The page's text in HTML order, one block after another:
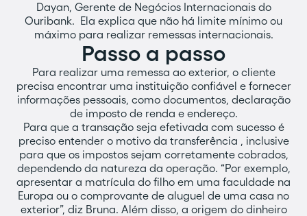
Dayan, Gerente de Negócios Internacionais do
Ouribank. Ela explica que não há limite mínimo ou
máximo para realizar remessas internacionais.
Passo a passo
Para realizar uma remessa ao exterior, o cliente
precisa encontrar uma instituição confiável e fornecer
informações pessoais, como documentos, declaração
de imposto de renda e endereço.
Para que a transação seja efetivada com sucesso é
preciso entender o motivo da transferência , inclusive
para que os impostos sejam corretamente cobrados,
dependendo da natureza da operação. “Por exemplo,
apresentar a matrícula do filho em uma faculdade na
Europa ou o comprovante de aluguel de uma casa no
exterior”, diz Bruna. Além disso, a origem do dinheiro